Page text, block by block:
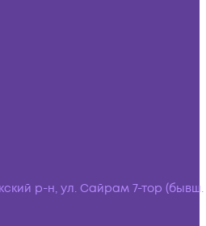
р-н, ул. Сайрам 7-тор (бывш.